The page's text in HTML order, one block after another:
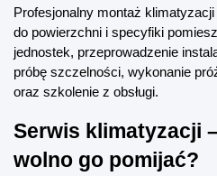
Profesjonalny montaż
do powierzchni i specyfiki
jednostek, przeprowadzenie
próbę szczelności, wykonanie
oraz szkolenie z obsługi.
Serwis klimatyzacji
wolno go pomijać?